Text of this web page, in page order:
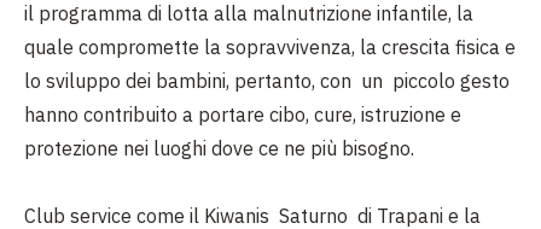
il programma di lotta alla malnutrizione infantile, la
quale compromette la sopravvivenza, la crescita fisica e
lo sviluppo dei bambini, pertanto, con un piccolo gesto
hanno contribuito a portare cibo, cure, istruzione e
protezione nei luoghi dove ce ne più bisogno.
Club service come il Kiwanis Saturno di Trapani e la